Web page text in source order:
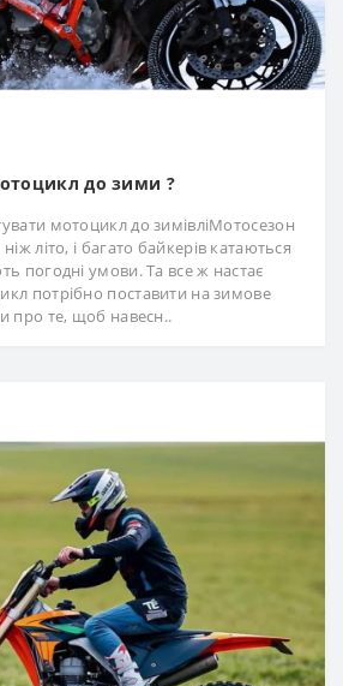
до зими ?
мотоцикл до зимівліМотосезон
літо, і багато байкерів катаються
погодні умови. Та все ж настає
потрібно поставити на зимове
про те, щоб навесн..